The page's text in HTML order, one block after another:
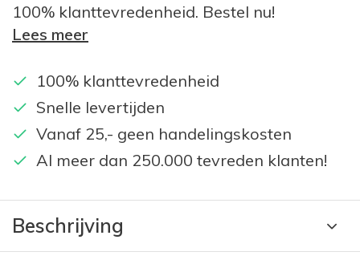
100% klanttevredenheid. Bestel nu!
Lees meer
100% klanttevredenheid
Snelle levertijden
Vanaf 25,- geen handelingskosten
Al meer dan 250.000 tevreden klanten!
Beschrijving